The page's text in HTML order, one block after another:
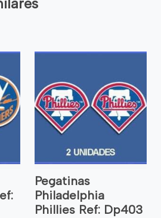
Pegatinas
Philadelphia
Phillies Ref: Dp403